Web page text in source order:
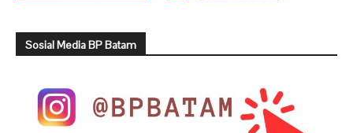
Sosial Media BP Batam